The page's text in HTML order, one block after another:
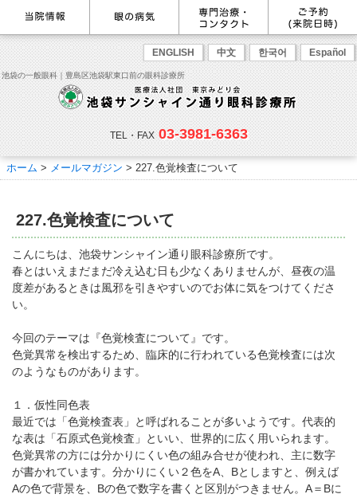
ENGLISH 中文 한국어 Español
池袋の一般眼科｜豊島区池袋駅東口前の眼科診療所
TEL・FAX 03-3981-6363
最新情報
感染症予防のための衛生環境整
備の取り組み
医師のご紹介
当院勤務医師のご紹介 ごあいさつ
院内の様子・設備
院内の様子 検査･治療･手術機器
診療のご案内・アクセス
アクセス
い
診察の流れ
リンク
よくある質問
メールマガジン
リクルート
パンフレットのダウンロード
眼の病気を調べる
病名から探す
症状から探す
目の構造から探す
主な眼科疾患
緑内障 網膜疾患
眼精疲労
ドライアイ
ものもらい
花粉症
白内障
アレルギー性結膜炎
コンタクトレンズ診
学校近視について
点眼液・眼軟膏について
眼科専門治療・特設ページ
緑内障専門治療ページ
角膜疾患専門治療ページ
ドライアイ専門治療ページ
網膜・硝子体専門治療ページ
黄斑疾患専門治療ページ
ぶどう膜炎専門治療ページ
白内障専門治療ページ
花粉症専門ページ
眼形成診療ページ
コンタクトレンズ診療
抗VEGF抗体療法
ボツリヌス療法
東口眼科医院)
コンタクトレンズ診療
コンタクトレンズの種類と特徴
しばらく眼科受診していない方
へ
初めてコンタクトレンズを使う
WEB予約(来院日時の設定)
一般眼科診療を予約
コンタクトレンズ診療を予約
緑内障専門治療を予約
角膜専門治療を予約
ドライアイ専門治療を予約
網膜・硝子体専門治療を予約
白内障専門治療を予約
白内障手術公開講座を予約
黄斑専門治療を予約
予約をキャンセルする
ご予約
ホーム > メールマガジン > 227.色覚検査について
227.色覚検査について
こんにちは、池袋サンシャイン通り眼科診療所です。
春とはいえまだまだ冷え込む日も少なくありませんが、昼夜の温
度差があるときは風邪を引きやすいのでお体に気をつけてくださ
い。
今回のテーマは『色覚検査について』です。
色覚異常を検出するため、臨床的に行われている色覚検査には次
のようなものがあります。
１．仮性同色表
最近では「色覚検査表」と呼ばれることが多いようです。代表的
な表は「石原式色覚検査」といい、世界的に広く用いられます。
色覚異常の方には分かりにくい色の組み合せが使われ、主に数字
が書かれています。分かりにくい２色をA、Bとしますと、例えば
Aの色で背景を、Bの色で数字を書くと区別がつきません。A＝Bに